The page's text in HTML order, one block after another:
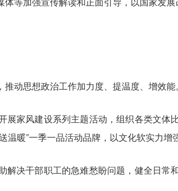
动思想政治工作加力度、提温度、增效能。
展家风建设系列主题活动，组织各类文体
温暖”一季一品活动品牌，以文化软实力增
解决干部职工的急难愁盼问题，健全日常